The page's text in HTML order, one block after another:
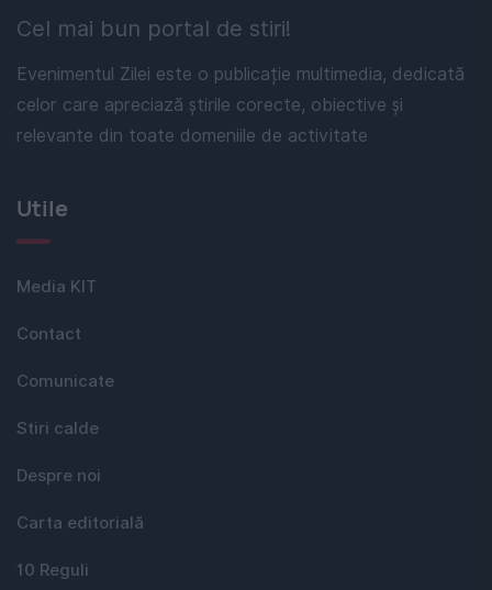
Cel mai bun portal de stiri!
Evenimentul Zilei este o publicație multimedia, dedicată
celor care apreciază știrile corecte, obiective și
relevante din toate domeniile de activitate
Utile
Media KIT
Contact
Comunicate
Stiri calde
Despre noi
Carta editorială
10 Reguli